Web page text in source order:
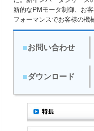
新的なPMモータ制御、お
フォーマンスでお客様の機
■お問い合わせ
■ダウンロード